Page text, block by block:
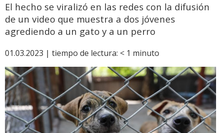
El hecho se viralizó en las redes con la difusión
de un video que muestra a dos jóvenes
agrediendo a un gato y a un perro
01.03.2023 | tiempo de lectura: < 1 minuto